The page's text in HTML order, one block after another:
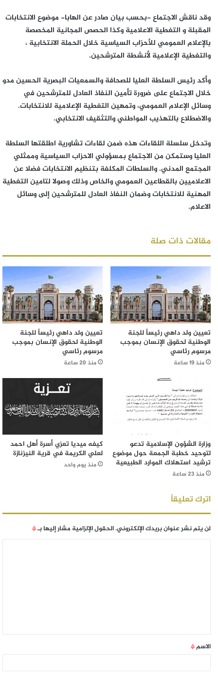
وقد ناقش الاجتماع -بحسب بيان صادر عن الهابا- موضوع الانتخابات
المقبلة و التغطية الاعلامية وكذا الحصص المجانية المخصصة
بالإعلام العمومي للأحزاب السياسية خلال الحملة الانتخابية ،
والتغطية الإعلامية لأنشطة المترشحين.
وأكد رئيس السلطة العليا للصحافة والسمعيات البصرية الحسين مدو
خلال الاجتماع على ضرورة تأمين النفاذ العادل للمترشحين في
وسائل الإعلام العمومي، وتمهين التغطية الإعلامية للانتخابات.
والاضطلاع بالتهذيب المواطني والتثقيف الانتخابي.
وتدخل سلسلة اللقاءات هذه ضمن لقاءات تشاورية اطلقتها السلطة
العليا وستمكن من الاجتماع بمسؤولي الاحزاب السياسية وممثلي
المجتمع المدني. والسلطات المكلفة بتنظيم الانتخابات فضلا عن
الاعلاميين بالقطاعين العمومي والخاص وذلك وصولا لتامين التغطية
المهنية للانتخابات وضمان النفاذ العادل للمترشحين إلى وسائل
الاعلام.
مقالات ذات صلة
تعيين ولد داهي رئيساً للجنة
الوطنية لحقوق الإنسان بموجب
مرسوم رئاسي
منذ 19 ساعة
تعيين ولد داهي رئيساً للجنة
الوطنية لحقوق الإنسان بموجب
مرسوم رئاسي
منذ 20 ساعة
وزارة الشؤون الإسلامية تدعو
لتوحيد خطبة الجمعة حول موضوع
ترشيد استهلاك الموارد الطبيعية
منذ 23 ساعة
كيفه ميديا تعزي أسرة أهل احمد
لعلي الكريمة في قرية النيزنازة
منذ يوم واحد
اترك تعليقاً
لن يتم نشر عنوان بريدك الإلكتروني.الحقول الإلزامية مشار إليها بـ*
الاسم*